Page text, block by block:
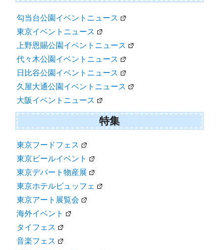
勾当台公園イベントニュース
東京イベントニュース
上野恩賜公園イベントニュース
代々木公園イベントニュース
日比谷公園イベントニュース
久屋大通公園イベントニュース
大阪イベントニュース
特集
東京フードフェス
東京ビールイベント
東京デパート物産展
東京ホテルビュッフェ
東京アート展覧会
海外イベント
タイフェス
音楽フェス